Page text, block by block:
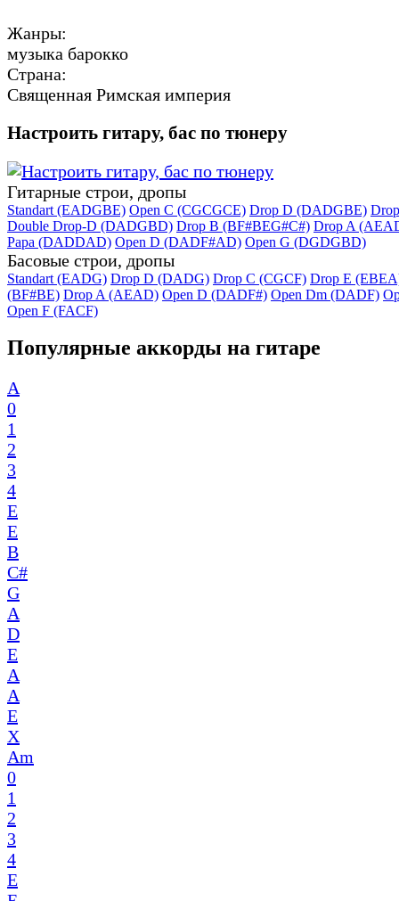
Жанры:
музыка барокко
Страна:
Священная Римская империя
Настроить гитару, бас по тюнеру
Гитарные строи, дропы
Standart (EADGBE) Open C (CGCGCE) Drop D (DADGBE)
Double Drop-D (DADGBD) Drop B (BF#BEG#C#) Drop A
Papa (DADDAD) Open D (DADF#AD) Open G (DGDGBD)
Басовые строи, дропы
Standart (EADG) Drop D (DADG) Drop C (CGCF) Drop E
(BF#BE) Drop A (AEAD) Open D (DADF#) Open Dm (DADF)
Open F (FACF)
Популярные аккорды на гитаре
A
0
1
2
3
4
E
E
B
C#
G
A
D
E
A
A
E
X
Am
0
1
2
3
4
E